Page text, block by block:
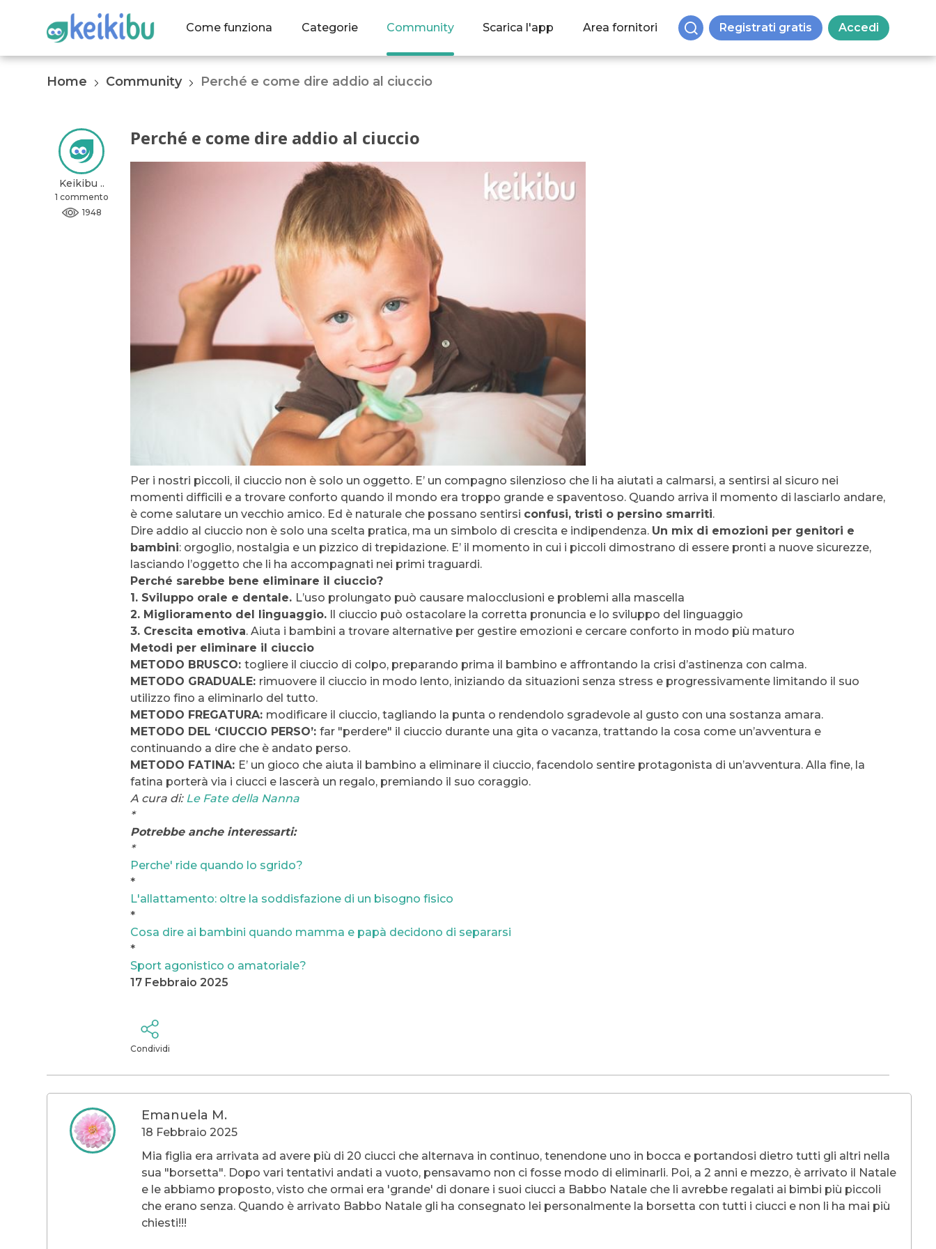
Come funziona Categorie Community Scarica l'app Area fornitori Registrati gratis Accedi
Home Community Perché e come dire addio al ciuccio
Keikibu ..
1 commento
1948
Perché e come dire addio al ciuccio
Per i nostri piccoli, il ciuccio non è solo un oggetto. E’ un compagno silenzioso che li ha aiutati a calmarsi, a sentirsi al sicuro nei
momenti difficili e a trovare conforto quando il mondo era troppo grande e spaventoso. Quando arriva il momento di lasciarlo andare,
è come salutare un vecchio amico. Ed è naturale che possano sentirsi confusi, tristi o persino smarriti.
Dire addio al ciuccio non è solo una scelta pratica, ma un simbolo di crescita e indipendenza. Un mix di emozioni per genitori e
bambini: orgoglio, nostalgia e un pizzico di trepidazione. E’ il momento in cui i piccoli dimostrano di essere pronti a nuove sicurezze,
lasciando l’oggetto che li ha accompagnati nei primi traguardi.
Perché sarebbe bene eliminare il ciuccio?
1. Sviluppo orale e dentale. L’uso prolungato può causare malocclusioni e problemi alla mascella
2. Miglioramento del linguaggio. Il ciuccio può ostacolare la corretta pronuncia e lo sviluppo del linguaggio
3. Crescita emotiva. Aiuta i bambini a trovare alternative per gestire emozioni e cercare conforto in modo più maturo
Metodi per eliminare il ciuccio
METODO BRUSCO:togliere il ciuccio di colpo, preparando prima il bambino e affrontando la crisi d’astinenza con calma.
METODO GRADUALE: rimuovere il ciuccio in modo lento, iniziando da situazioni senza stress e progressivamente limitando il suo
utilizzo fino a eliminarlo del tutto.
METODO FREGATURA: modificare il ciuccio, tagliando la punta o rendendolo sgradevole al gusto con una sostanza amara.
METODO DEL ‘CIUCCIO PERSO’:far "perdere" il ciuccio durante una gita o vacanza, trattando la cosa come un’avventura e
continuando a dire che è andato perso.
METODO FATINA: E’ un gioco che aiuta il bambino a eliminare il ciuccio, facendolo sentire protagonista di un’avventura. Alla fine, la
fatina porterà via i ciucci e lascerà un regalo, premiando il suo coraggio.
A cura di: Le Fate della Nanna
*
Potrebbe anche interessarti:
*
Perche' ride quando lo sgrido?
*
L'allattamento: oltre la soddisfazione di un bisogno fisico
*
Cosa dire ai bambini quando mamma e papà decidono di separarsi
*
Sport agonistico o amatoriale?
17 Febbraio 2025
Condividi
Emanuela M.
18 Febbraio 2025
Mia figlia era arrivata ad avere più di 20 ciucci che alternava in continuo, tenendone uno in bocca e portandosi dietro tutti gli altri nella
sua "borsetta". Dopo vari tentativi andati a vuoto, pensavamo non ci fosse modo di eliminarli. Poi, a 2 anni e mezzo, è arrivato il Natale
e le abbiamo proposto, visto che ormai era 'grande' di donare i suoi ciucci a Babbo Natale che li avrebbe regalati ai bimbi più piccoli
che erano senza. Quando è arrivato Babbo Natale gli ha consegnato lei personalmente la borsetta con tutti i ciucci e non li ha mai più
chiesti!!!